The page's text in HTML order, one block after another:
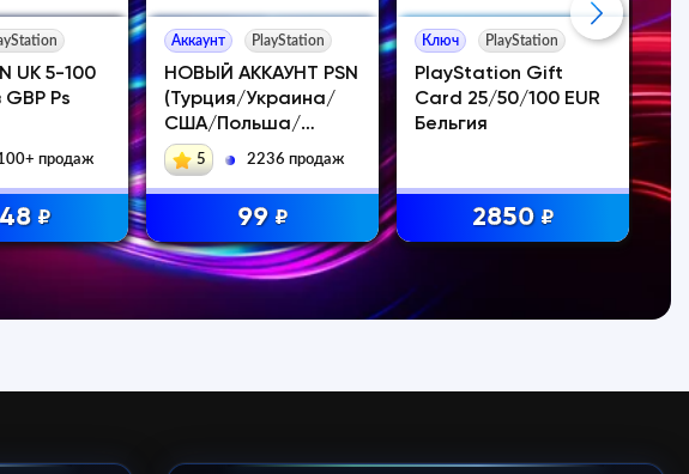
UK 5-100
Ps
продаж
₽
Аккаунт PlayStation
НОВЫЙ АККАУНТ PSN
(Турция/Украина/
США/Польша/
Индия)
5 2236 продаж
99 ₽
Ключ PlayStation
PlayStation Gift
Card 25/50/100 EUR
Бельгия
2850 ₽